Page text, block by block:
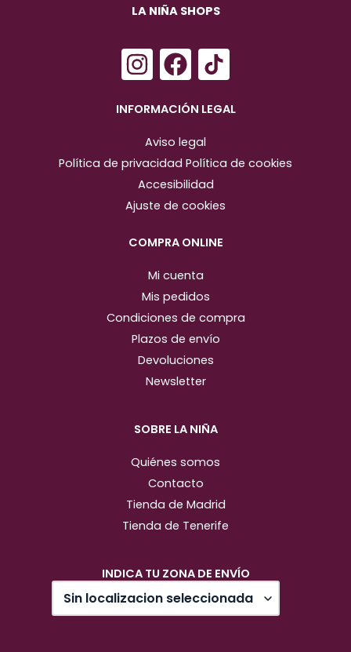
LA NIÑA SHOPS
I
n
s
a
g
r
m
F
a
c
e
b
o
o
INFORMACIÓN LEGAL
Aviso legal
Política de privacidad Política de cookies
Accesibilidad
Ajuste de cookies
COMPRA ONLINE
Mi cuenta
Mis pedidos
Condiciones de compra
Plazos de envío
Devoluciones
Newsletter
SOBRE LA NIÑA
Quiénes somos
Contacto
Tienda de Madrid
Tienda de Tenerife
INDICA TU ZONA DE ENVÍO